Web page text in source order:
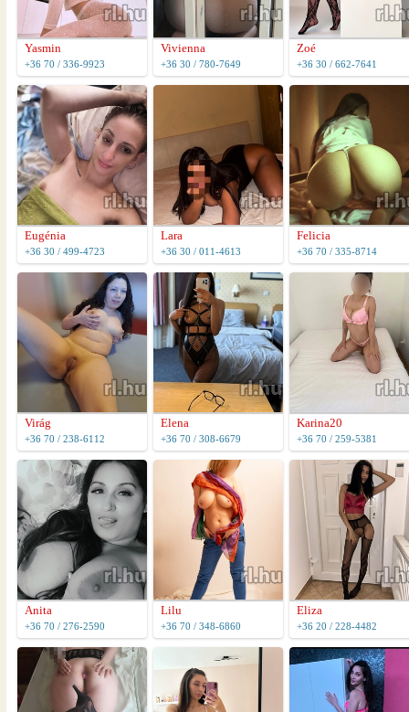
Yasmin
+36 70 / 336-9923
Vivienna
+36 30 / 780-7649
Zoé
+36 30 / 662-7641
Eugénia
+36 30 / 499-4723
Lara
+36 30 / 011-4613
Felicia
+36 70 / 335-8714
Virág
+36 70 / 238-6112
Elena
+36 70 / 308-6679
Karina20
+36 70 / 259-5381
Anita
+36 70 / 276-2590
Lilu
+36 70 / 348-6860
Eliza
+36 20 / 228-4482